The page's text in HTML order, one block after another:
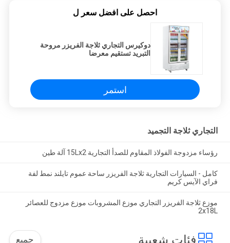
احصل على افضل سعر ل
دوكيرس التجاري ثلاجة الفريزر مروحة
التبريد تستقيم معرضا
استمر
التجاري ثلاجة التجميد
رؤساء مزدوجة الفولاذ المقاوم للصدأ التجارية 15Lx2 آلة طين
كامل - السيارات التجارية ثلاجة الفريزر ساحة عموم تايلند نمط لفة
فراي الآيس كريم
موزع ثلاجة الفريزر التجاري موزع المشروبات موزع مزدوج للعصائر
2x18L
فئات شعبية جميع